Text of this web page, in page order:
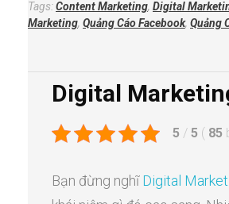
Digital
5 / 5 ( 85
Bạn đừng nghĩDigital
Tags:Content Marketing, Digital
Marketing, Quảng Cáo Facebook, Quảng